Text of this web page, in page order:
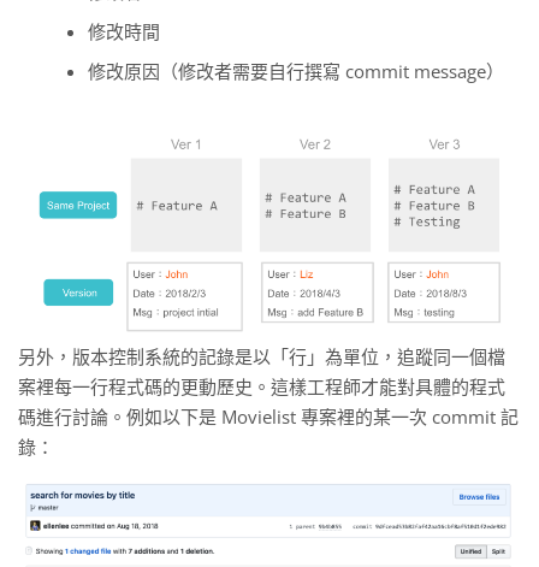
修改時間
修改原因（修改者需要自行撰寫 commit message）
另外，版本控制系統的記錄是以「行」為單位，追蹤同一個檔
案裡每一行程式碼的更動歷史。這樣工程師才能對具體的程式
碼進行討論。例如以下是 Movielist 專案裡的某一次 commit 記
錄：